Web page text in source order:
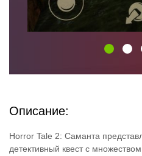
Описание:
Horror Tale 2: Саманта
детективный квест с